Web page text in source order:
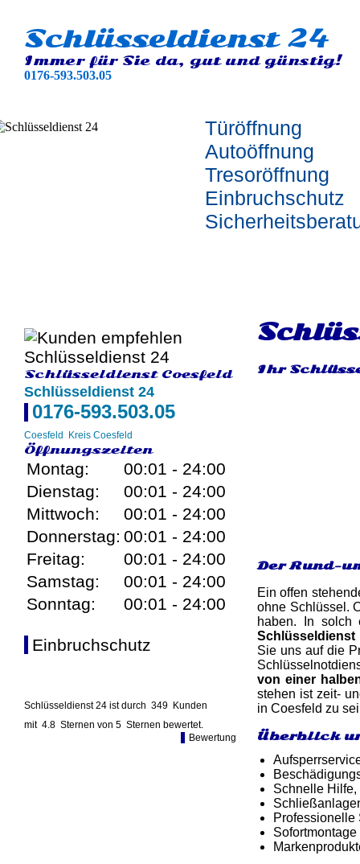
Schlüsseldienst 24
Immer für Sie da, gut und günstig!
0176-593.503.05
Türöffnung
Autoöffnung
Tresoröffnung
Einbruchschutz
Schlüsseldienst Coesfeld
Schlüsseldienst 24
0176-593.503.05
Coesfeld Kreis Coesfeld
Öffnungszeiten
Montag:
00:01 - 24:00
Dienstag:
00:01 - 24:00
Mittwoch:
00:01 - 24:00
Donnerstag: 00:01 - 24:00
Freitag:
00:01 - 24:00
Samstag:
00:01 - 24:00
Sonntag:
00:01 - 24:00
Einbruchschutz
Schlüsseldienst 24 ist durch 349 Kunden
mit 4.8 Sternen von 5 Sternen bewertet.
Bewertung
Ihr
Der Rund-
Ein offen
ohne Schlüssel.
haben. In solch
Schlüsseldienst
Sie uns auf die
von einer
stehen ist zeit-
in Coesfeld zu
Überblick
Schnelle Hilfe,
Professionelle